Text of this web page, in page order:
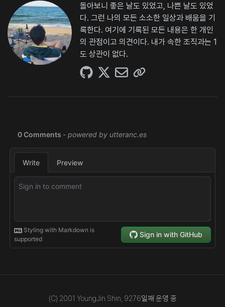
돌아보니 좋은 날도 있었고, 나쁜 날도 있었
다. 그런 나의 모든 소소한 일상과 배움을 기
록한다. 여기에 기록된 모든 내용은 한 개인
의 관점이고 의견이다. 내가 속한 조직과는 1
도 상관이 없다.
(C) 2001 YoungJin Shin, 9276일째 운영 중